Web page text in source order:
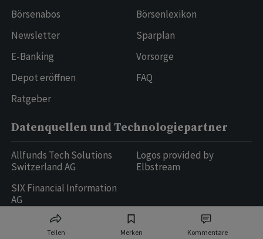
Teilen Merken Kommentare
Börsenabos
Newsletter
E-Banking
Depot eröffnen
Ratgeber
Börsenlexikon
Sparplan
Vorsorge
FAQ
Datenquellen und Technologiepartner
Allfunds Tech Solutions
Switzerland AG
SIX Financial Information
AG
Logos provided by
Elbstream